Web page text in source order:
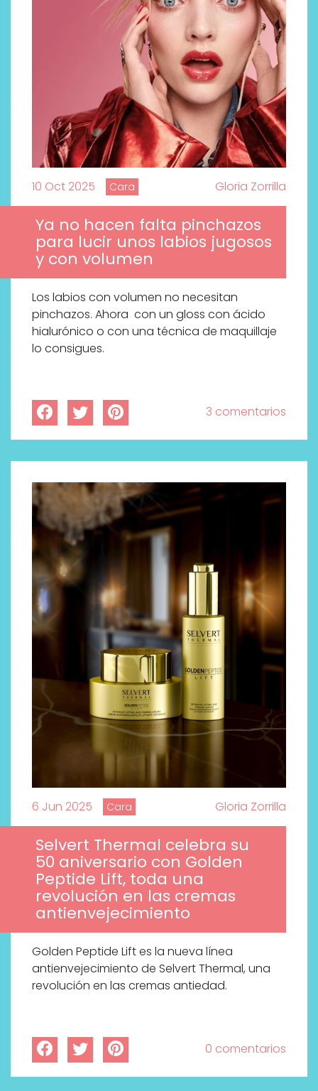
10 Oct 2025 Cara Gloria Zorrilla
Ya no hacen falta pinchazos
para lucir unos labios jugosos
y con volumen
Los labios con volumen no necesitan
pinchazos. Ahora con un gloss con ácido
hialurónico o con una técnica de maquillaje
lo consigues.
3 comentarios
6 Jun 2025 Cara Gloria Zorrilla
Selvert Thermal celebra su
50 aniversario con Golden
Peptide Lift, toda una
revolución en las cremas
antienvejecimiento
Golden Peptide Lift es la nueva línea
antienvejecimiento de Selvert Thermal, una
revolución en las cremas antiedad.
0 comentarios